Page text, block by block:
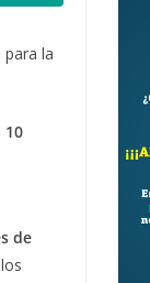
la
10
de